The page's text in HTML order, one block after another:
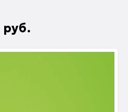
руб.